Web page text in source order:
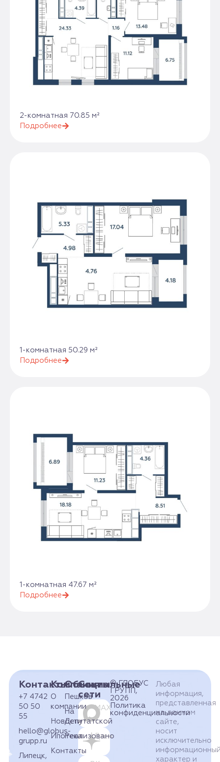
2-комнатная 70.85 м²
Подробнее
1-комнатная 50.29 м²
Подробнее
1-комнатная 47.67 м²
Подробнее
Контакты
+7 4742
50 50
55
hello@globus-
grupp.ru
Липецк,
Компания
О
компании
Новости
Ипотека
Контакты
Объекты
Пешков
На
Депутатской
Реализовано
Социальные
сети
MAX
Дзен
© ГЛОБУС
ГРУПП,
2026
Политика
конфиденциальности
Любая
информация,
представленная
на данном
сайте,
носит
исключительно
характер и